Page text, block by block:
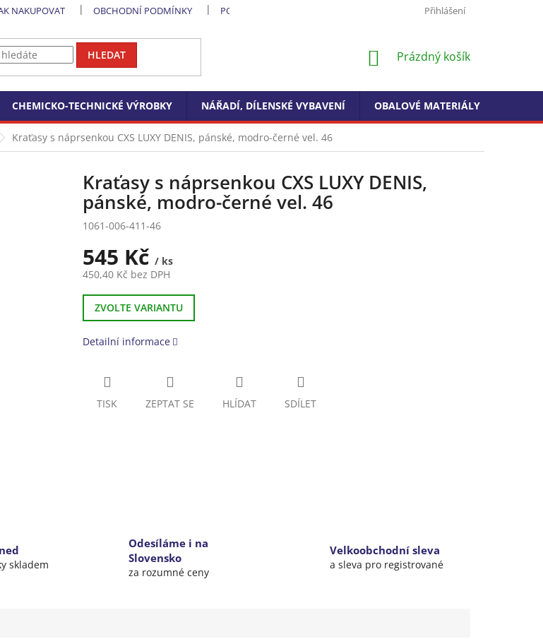
NAKUPOVAT OBCHODNÍ PODMÍNKY PODMÍNKY OCHRANY OSOBNÍCH ÚDAJŮ FORMULÁŘ PRO
Přihlášení
HLEDAT
NÁKUPNÍ
Prázdný košík
CHEMICKO-TECHNICKÉ VÝROBKY NÁŘADÍ, DÍLENSKÉ VYBAVENÍ OBALOVÉ MATERIÁLY
Kraťasy s náprsenkou CXS LUXY DENIS, pánské, modro-černé vel. 46
Kraťasy s náprsenkou CXS LUXY DENIS,
pánské, modro-černé vel. 46
1061-006-411-46
545 Kč / ks
450,40 Kč bez DPH
Měrná
cena:
ZVOLTE VARIANTU
Detailní informace
TISK ZEPTAT SE HLÍDAT SDÍLET
skladem
Odesíláme i na
Slovensko
za rozumné ceny
Velkoobchodní sleva
a sleva pro registrované